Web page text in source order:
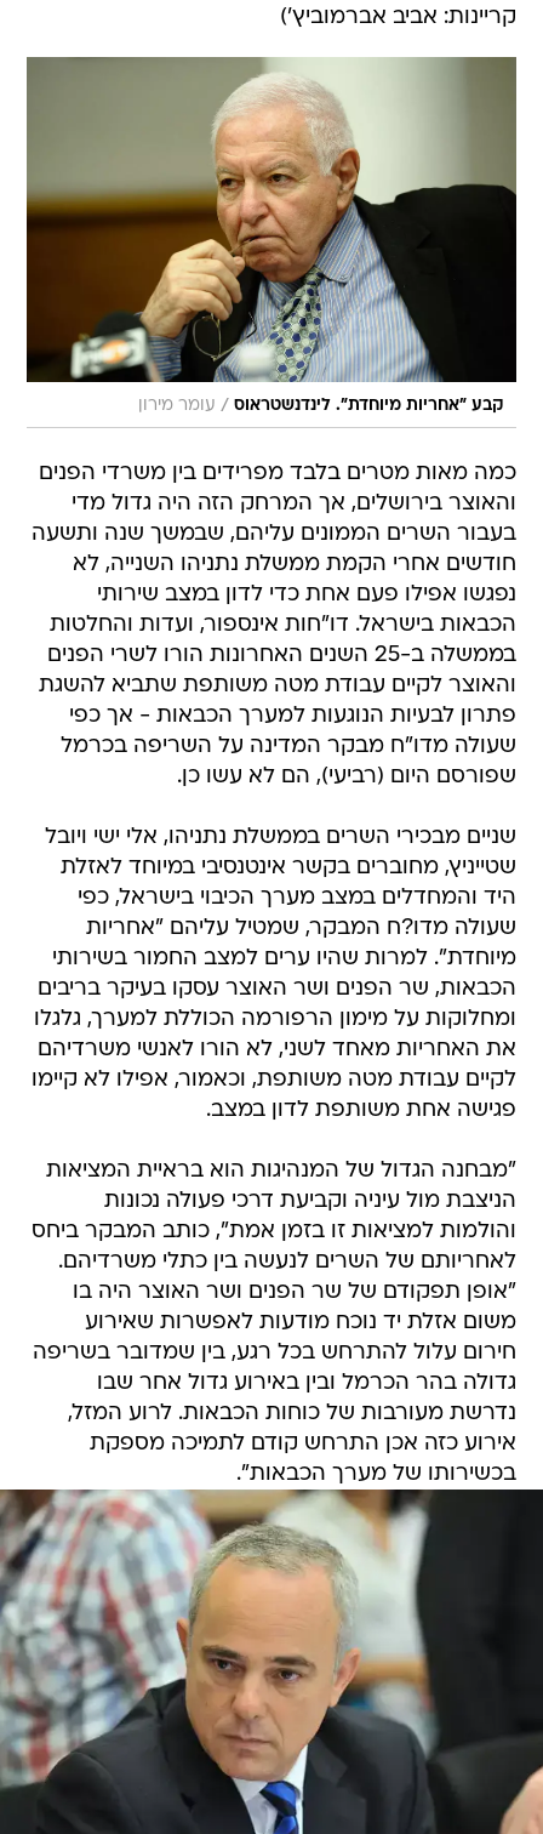
קריינות: אביב אברמוביץ')
קבע "אחריות מיוחדת". לינדנשטראוס / עומר מירון
כמה מאות מטרים בלבד מפרידים בין משרדי הפנים
והאוצר בירושלים, אך המרחק הזה היה גדול מדי
בעבור השרים הממונים עליהם, שבמשך שנה ותשעה
חודשים אחרי הקמת ממשלת נתניהו השנייה, לא
נפגשו אפילו פעם אחת כדי לדון במצב שירותי
הכבאות בישראל. דו"חות אינספור, ועדות והחלטות
בממשלה ב-25 השנים האחרונות הורו לשרי הפנים
והאוצר לקיים עבודת מטה משותפת שתביא להשגת
פתרון לבעיות הנוגעות למערך הכבאות - אך כפי
שעולה מדו"ח מבקר המדינה על השריפה בכרמל
שפורסם היום (רביעי), הם לא עשו כן.
שניים מבכירי השרים בממשלת נתניהו, אלי ישי ויובל
שטייניץ, מחוברים בקשר אינטנסיבי במיוחד לאזלת
היד והמחדלים במצב מערך הכיבוי בישראל, כפי
שעולה מדו?ח המבקר, שמטיל עליהם "אחריות
מיוחדת". למרות שהיו ערים למצב החמור בשירותי
הכבאות, שר הפנים ושר האוצר עסקו בעיקר בריבים
ומחלוקות על מימון הרפורמה הכוללת למערך, גלגלו
את האחריות מאחד לשני, לא הורו לאנשי משרדיהם
לקיים עבודת מטה משותפת, וכאמור, אפילו לא קיימו
פגישה אחת משותפת לדון במצב.
"מבחנה הגדול של המנהיגות הוא בראיית המציאות
הניצבת מול עיניה וקביעת דרכי פעולה נכונות
והולמות למציאות זו בזמן אמת", כותב המבקר ביחס
לאחריותם של השרים לנעשה בין כתלי משרדיהם.
"אופן תפקודם של שר הפנים ושר האוצר היה בו
משום אזלת יד נוכח מודעות לאפשרות שאירוע
חירום עלול להתרחש בכל רגע, בין שמדובר בשריפה
גדולה בהר הכרמל ובין באירוע גדול אחר שבו
נדרשת מעורבות של כוחות הכבאות. לרוע המזל,
אירוע כזה אכן התרחש קודם לתמיכה מספקת
בכשירותו של מערך הכבאות".